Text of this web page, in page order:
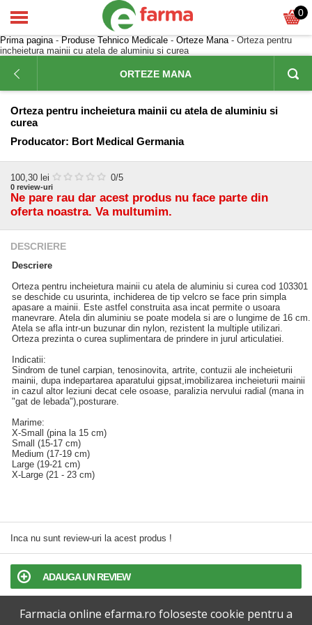
0
Prima pagina- Produse Tehnico Medicale - Orteze Mana- Orteza pentru
incheietura mainii cu atela de aluminiu si curea
ORTEZE MANA
Orteza pentru incheietura mainii cu atela de aluminiu si
curea
Producator: Bort Medical Germania
100,30 lei 0/5
0 review-uri
Ne pare rau dar acest produs nu face parte din
oferta noastra. Va multumim.
DESCRIERE
Descriere
Orteza pentru incheietura mainii cu atela de aluminiu si curea cod 103301
se deschide cu usurinta, inchiderea de tip velcro se face prin simpla
apasare a mainii. Este astfel construita asa incat permite o usoara
manevrare. Atela din aluminiu se poate modela si are o lungime de 16 cm.
Atela se afla intr-un buzunar din nylon, rezistent la multiple utilizari.
Orteza prezinta o curea suplimentara de prindere in jurul articulatiei.
Indicatii:
Sindrom de tunel carpian, tenosinovita, artrite, contuzii ale incheieturii
mainii, dupa indepartarea aparatului gipsat,imobilizarea incheieturii mainii
in cazul altor leziuni decat cele osoase, paralizia nervului radial (mana in
"gat de lebada"),posturare.
Marime:
X-Small (pina la 15 cm)
Small (15-17 cm)
Medium (17-19 cm)
Large (19-21 cm)
X-Large (21 - 23 cm)
Inca nu sunt review-uri la acest produs !
ADAUGA UN REVIEW
TERMENI SI CONDITII
Farmacia online efarma.ro foloseste cookie pentru a